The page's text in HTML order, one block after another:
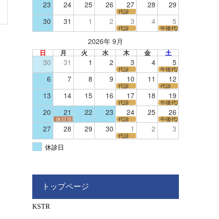
23 24 25 26 27 28 29
代診
30 31 1 2 3 4 5
代診 午後代診
2026年 9月
日 月 火 水 木 金 土
30 31 1 2 3 4 5
代診 午後代診
6 7 8 9 10 11 12
代診 代診
13 14 15 16 17 18 19
代診 午後代診
20 21 22 23 24 25 26
休日当番医 代診 午後代診
27 28 29 30 1 2 3
代診
休診日
トップページ
KSTR